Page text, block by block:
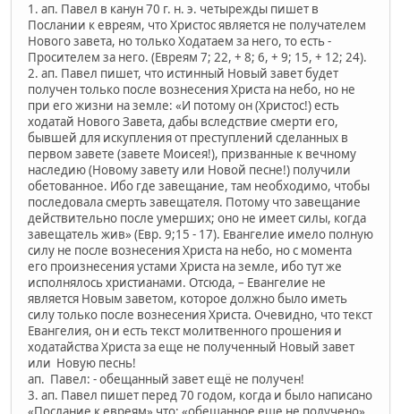
1. ап. Павел в канун 70 г. н. э. четырежды пишет в
Послании к евреям, что Христос является не получателем
Нового завета, но только Ходатаем за него, то есть -
Просителем за него. (Евреям 7; 22, + 8; 6, + 9; 15, + 12; 24).
2. ап. Павел пишет, что истинный Новый завет будет
получен только после вознесения Христа на небо, но не
при его жизни на земле: «И потому он (Христос!) есть
ходатай Нового Завета, дабы вследствие смерти его,
бывшей для искупления от преступлений сделанных в
первом завете (завете Моисея!), призванные к вечному
наследию (Новому завету или Новой песне!) получили
обетованное. Ибо где завещание, там необходимо, чтобы
последовала смерть завещателя. Потому что завещание
действительно после умерших; оно не имеет силы, когда
завещатель жив» (Евр. 9;15 - 17). Евангелие имело полную
силу не после вознесения Христа на небо, но с момента
его произнесения устами Христа на земле, ибо тут же
исполнялось христианами. Отсюда, – Евангелие не
является Новым заветом, которое должно было иметь
силу только после вознесения Христа. Очевидно, что текст
Евангелия, он и есть текст молитвенного прошения и
ходатайства Христа за еще не полученный Новый завет
или Новую песнь!
ап. Павел: - обещанный завет ещё не получен!
3. ап. Павел пишет перед 70 годом, когда и было написано